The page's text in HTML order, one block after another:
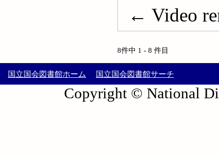
← Video
8件中 1 - 8 件目
国立国会図書館ホーム 国立国会図書館サーチ
Copyright © National